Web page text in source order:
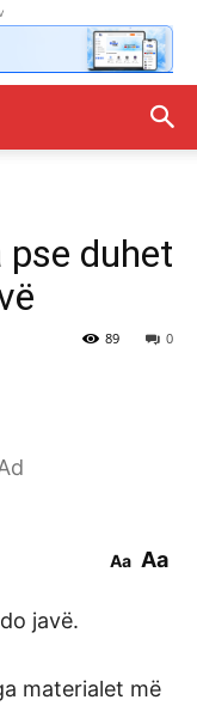
pse duhet
0
89
Aa Aa
javë.
materialet më